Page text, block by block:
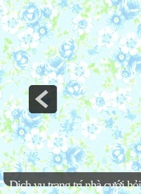
Trang trí phông cưới,